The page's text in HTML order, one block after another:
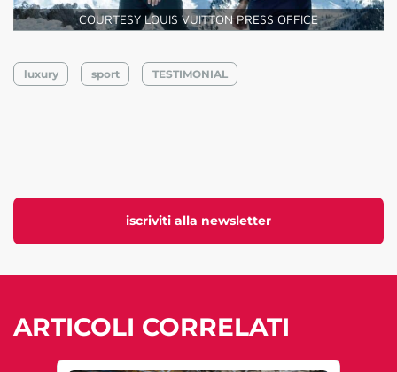
iscriviti alla newsletter
COURTESY LOUIS VUITTON PRESS OFFICE
luxury sport TESTIMONIAL
ARTICOLI CORRELATI